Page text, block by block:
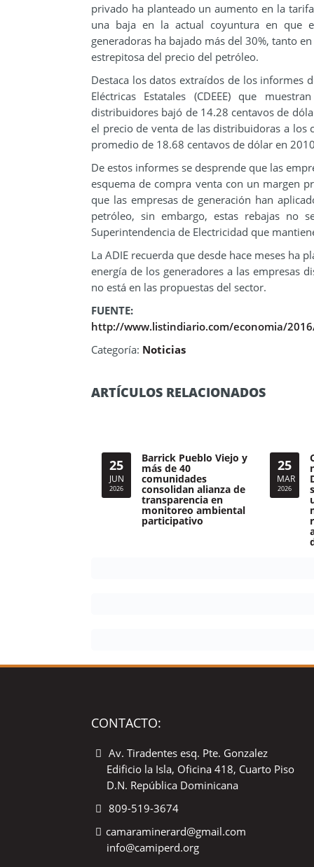
privado ha planteado un aumento en la
una baja en la actual coyuntura en que
generadoras ha bajado más del 30%, tanto
estrepitosa del precio del petróleo.
Destaca los datos extraídos de los informes
Eléctricas Estatales (CDEEE) que
distribuidores bajó de 14.28 centavos de
el precio de venta de las distribuidoras a los
promedio de 18.68 centavos de dólar en
De estos informes se desprende que las
esquema de compra venta con un margen
que las empresas de generación han
petróleo, sin embargo, estas rebajas no
Superintendencia de Electricidad que
La ADIE recuerda que desde hace meses ha
energía de los generadores a las empresas
no está en las propuestas del sector.
FUENTE:
http://www.listindiario.com/economia/
Categoría: Noticias
ARTÍCULOS RELACIONADOS
25
JUN
2026
Barrick Pueblo Viejo y
más de 40
comunidades
consolidan alianza de
transparencia en
monitoreo ambiental
participativo
25
MAR
2026
CONTACTO:
Av. Tiradentes esq. Pte. Gonzalez
Edificio la Isla, Oficina 418, Cuarto Piso
D.N. República Dominicana
809-519-3674
camaraminerard@gmail.com
info@camiperd.org